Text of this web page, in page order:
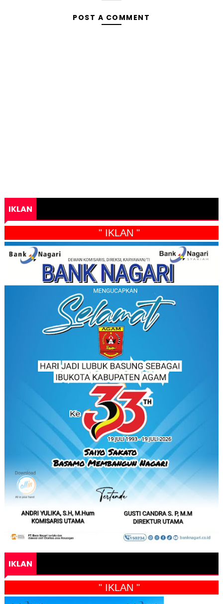
POST A COMMENT
IKLAN
" IKLAN "
IKLAN
" IKLAN "